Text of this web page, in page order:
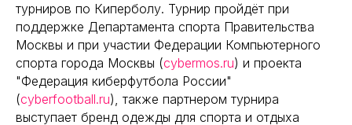
турниров по Киперболу. Турнир пройдёт при
поддержке Департамента спорта Правительства
Москвы и при участии Федерации Компьютерного
спорта города Москвы (cybermos.ru) и проекта
"Федерация киберфутбола России"
(cyberfootball.ru), также партнером турнира
выступает бренд одежды для спорта и отдыха